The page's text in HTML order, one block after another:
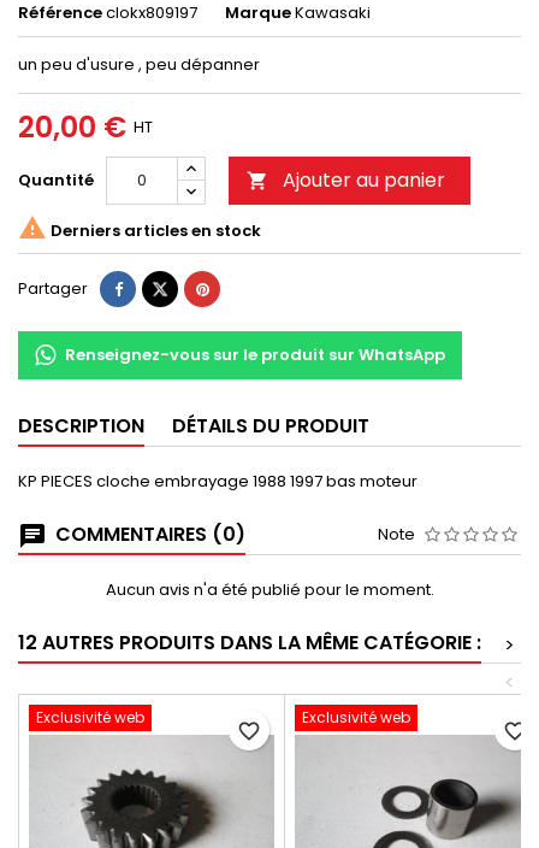
Référenceclokx809197 MarqueKawasaki
un peu d'usure , peu dépanner
20,00 € HT
Quantité  Ajouter au panier
 Derniers articles en stock
Partager
Renseignez-vous sur le produit sur WhatsApp
DESCRIPTION DÉTAILS DU PRODUIT
KP PIECES cloche embrayage 1988 1997 bas moteur
COMMENTAIRES (0) Note
Aucun avis n'a été publié pour le moment.
12 AUTRES PRODUITS DANS LA MÊME CATÉGORIE :
>
<
Exclusivité web
favorite_border
Exclusivité web
favorite_border